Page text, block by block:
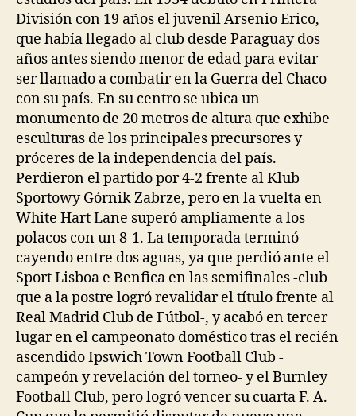
División con 19 años el juvenil Arsenio Erico,
que había llegado al club desde Paraguay dos
años antes siendo menor de edad para evitar
ser llamado a combatir en la Guerra del Chaco
con su país. En su centro se ubica un
monumento de 20 metros de altura que exhibe
esculturas de los principales precursores y
próceres de la independencia del país.
Perdieron el partido por 4-2 frente al Klub
Sportowy Górnik Zabrze, pero en la vuelta en
White Hart Lane superó ampliamente a los
polacos con un 8-1. La temporada terminó
cayendo entre dos aguas, ya que perdió ante el
Sport Lisboa e Benfica en las semifinales -club
que a la postre logró revalidar el título frente al
Real Madrid Club de Fútbol-, y acabó en tercer
lugar en el campeonato doméstico tras el recién
ascendido Ipswich Town Football Club -
campeón y revelación del torneo- y el Burnley
Football Club, pero logró vencer su cuarta F. A.